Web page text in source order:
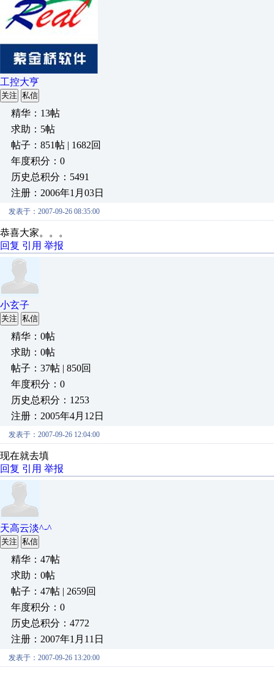
工控大亨
关注 私信
精华：13帖
求助：5帖
帖子：851帖 | 1682回
年度积分：0
历史总积分：5491
注册：2006年1月03日
发表于：2007-09-26 08:35:00
恭喜大家。。。
回复 引用 举报
小玄子
关注 私信
精华：0帖
求助：0帖
帖子：37帖 | 850回
年度积分：0
历史总积分：1253
注册：2005年4月12日
发表于：2007-09-26 12:04:00
现在就去填
回复 引用 举报
天高云淡^-^
关注 私信
精华：47帖
求助：0帖
帖子：47帖 | 2659回
年度积分：0
历史总积分：4772
注册：2007年1月11日
发表于：2007-09-26 13:20:00